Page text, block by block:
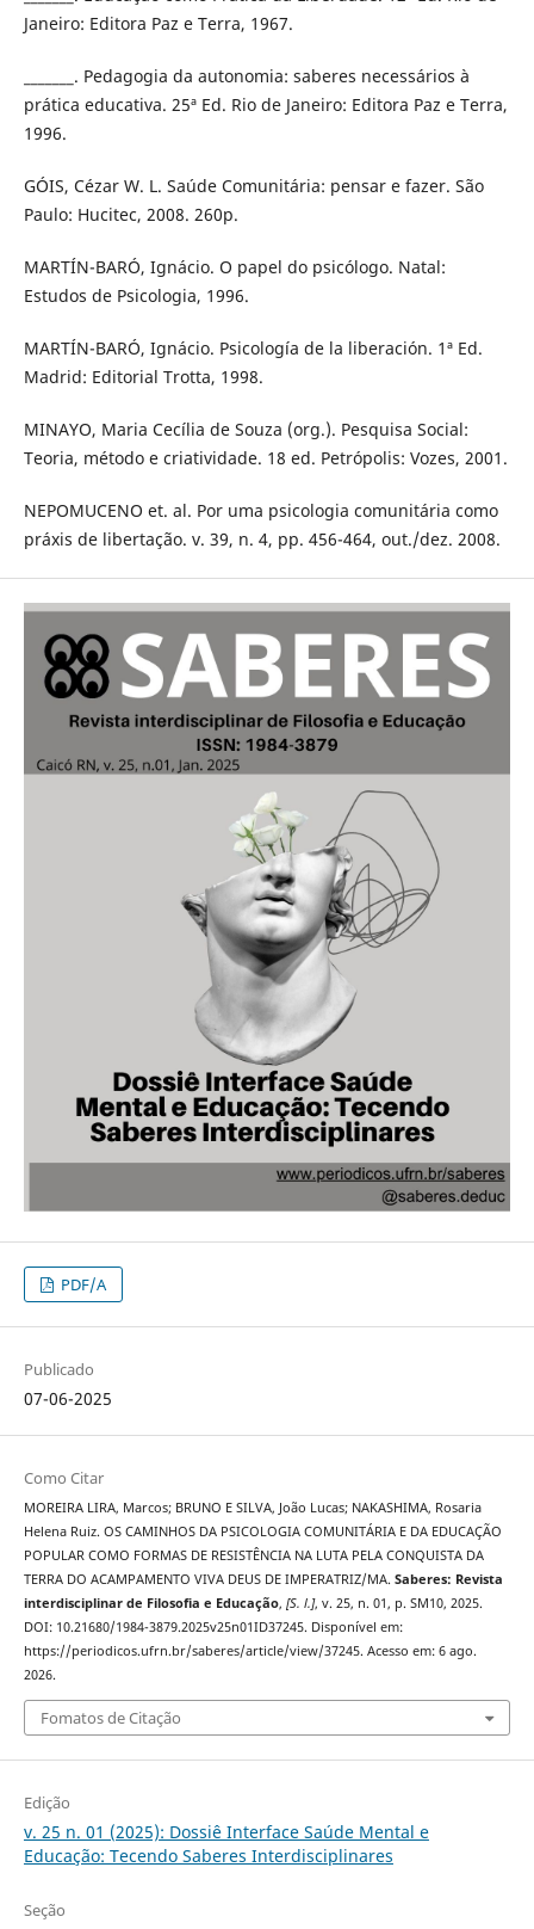
Janeiro: Editora Paz e Terra, 1967.
_______. Pedagogia da autonomia: saberes necessários à
prática educativa. 25ª Ed. Rio de Janeiro: Editora Paz e Terra,
1996.
GÓIS, Cézar W. L. Saúde Comunitária: pensar e fazer. São
Paulo: Hucitec, 2008. 260p.
MARTÍN-BARÓ, Ignácio. O papel do psicólogo. Natal:
Estudos de Psicologia, 1996.
MARTÍN-BARÓ, Ignácio. Psicología de la liberación. 1ª Ed.
Madrid: Editorial Trotta, 1998.
MINAYO, Maria Cecília de Souza (org.). Pesquisa Social:
Teoria, método e criatividade. 18 ed. Petrópolis: Vozes, 2001.
NEPOMUCENO et. al. Por uma psicologia comunitária como
práxis de libertação. v. 39, n. 4, pp. 456-464, out./dez. 2008.
PDF/A
Publicado
07-06-2025
Como Citar
MOREIRA LIRA, Marcos; BRUNO E SILVA, João Lucas; NAKASHIMA, Rosaria
Helena Ruiz. OS CAMINHOS DA PSICOLOGIA COMUNITÁRIA E DA EDUCAÇÃO
POPULAR COMO FORMAS DE RESISTÊNCIA NA LUTA PELA CONQUISTA DA
TERRA DO ACAMPAMENTO VIVA DEUS DE IMPERATRIZ/MA. Saberes: Revista
interdisciplinar de Filosofia e Educação, [S. l.], v. 25, n. 01, p. SM10, 2025.
DOI: 10.21680/1984-3879.2025v25n01ID37245. Disponível em:
https://periodicos.ufrn.br/saberes/article/view/37245. Acesso em: 6 ago.
2026.
Fomatos de Citação
Edição
v. 25 n. 01 (2025): Dossiê Interface Saúde Mental e
Educação: Tecendo Saberes Interdisciplinares
Seção